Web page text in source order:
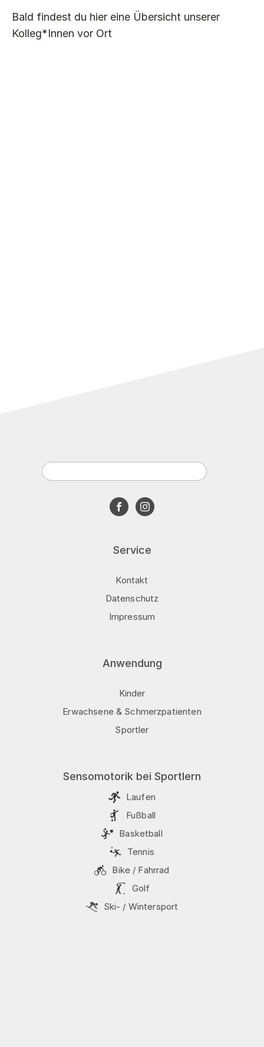
Einlagen
Bald findest du hier eine Übersicht unserer
Kolleg*Innen vor Ort
Service
Kontakt
Datenschutz
Impressum
Anwendung
Kinder
Erwachsene & Schmerzpatienten
Sportler
Sensomotorik bei Sportlern
Laufen
Fußball
Basketball
Tennis
Bike / Fahrrad
Golf
Ski- / Wintersport